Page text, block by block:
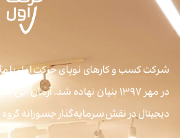
شرکت کسب و کارهای نوپای حرکت اول با
در مهر ۱۳۹۷ بنیان نهاده شد.
دیجیتال در نقش سرمایه‌گذار جسورانه